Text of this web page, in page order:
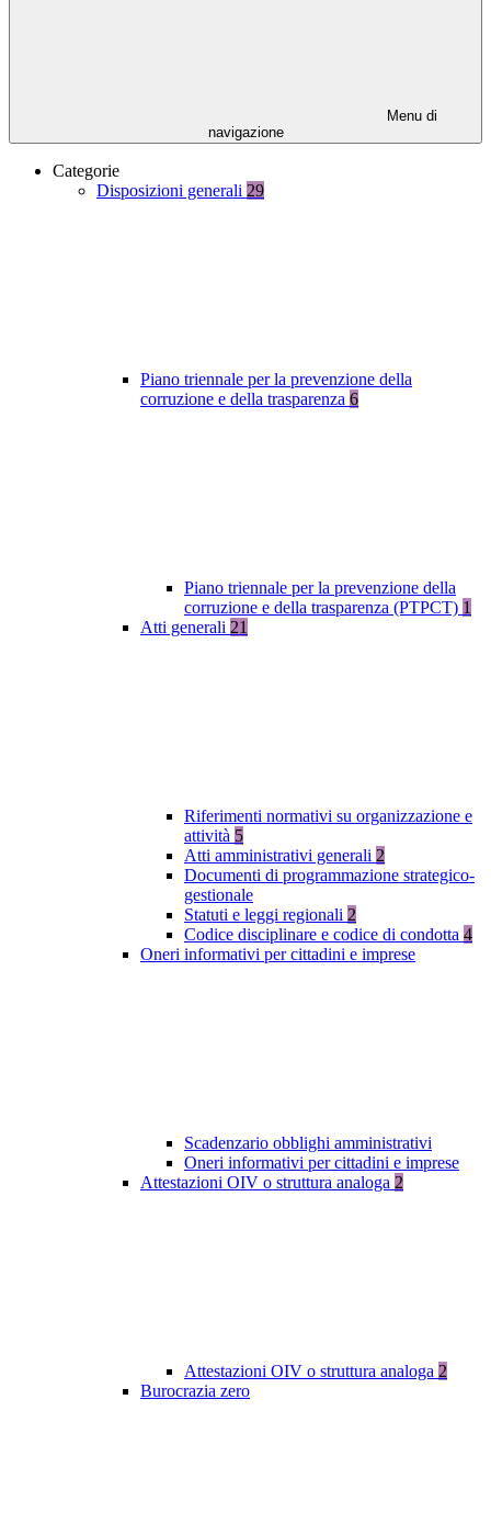
Menu di
navigazione
Categorie
Disposizioni generali 29
Piano triennale per la prevenzione della
corruzione e della trasparenza 6
Piano triennale per la prevenzione della
corruzione e della trasparenza (PTPCT) 1
Atti generali 21
Riferimenti normativi su organizzazione e
attività 5
Atti amministrativi generali 2
Documenti di programmazione strategico-
gestionale
Statuti e leggi regionali 2
Codice disciplinare e codice di condotta 4
Oneri informativi per cittadini e imprese
Scadenzario obblighi amministrativi
Oneri informativi per cittadini e imprese
Attestazioni OIV o struttura analoga 2
Attestazioni OIV o struttura analoga 2
Burocrazia zero